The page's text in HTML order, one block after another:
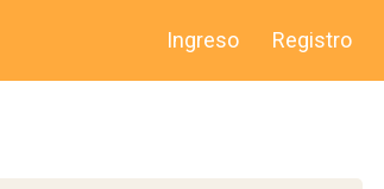
Ingreso Registro